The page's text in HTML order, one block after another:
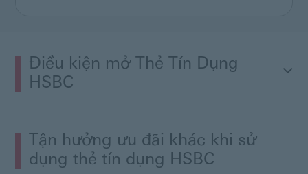
Điều kiện mở Thẻ Tín Dụng
HSBC

Tận hưởng ưu đãi khác khi sử
dụng thẻ tín dụng HSBC